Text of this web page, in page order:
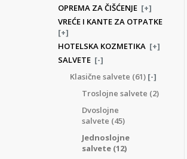
OPREMA ZA ČIŠĆENJE [+]
VREĆE I KANTE ZA OTPATKE
[+]
HOTELSKA KOZMETIKA [+]
SALVETE [-]
Klasične salvete (61)[-]
Troslojne salvete (2)
Dvoslojne
salvete (45)
Jednoslojne
salvete (12)